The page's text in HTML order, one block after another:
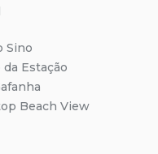
Sino
Estação
Beach View